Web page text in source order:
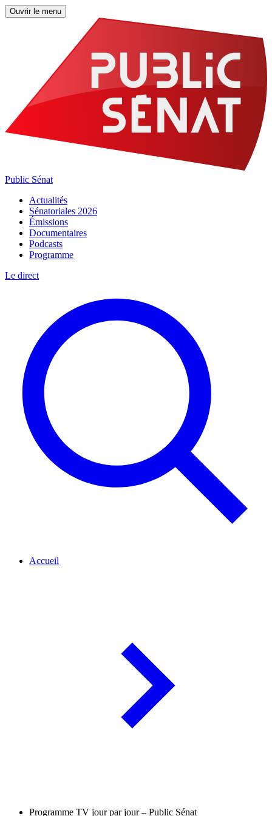
Ouvrir le menu
Public Sénat
Actualités
Sénatoriales 2026
Émissions
Documentaires
Podcasts
Programme
Le direct
Accueil
Programme TV jour par jour – Public Sénat